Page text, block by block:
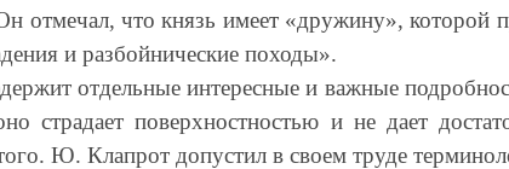
отмечал, что князь имеет «дружину», которой
и разбойнические походы».
отдельные интересные и важные
страдает поверхностностью и не дает
Ю. Клапрот допустил в своем труде